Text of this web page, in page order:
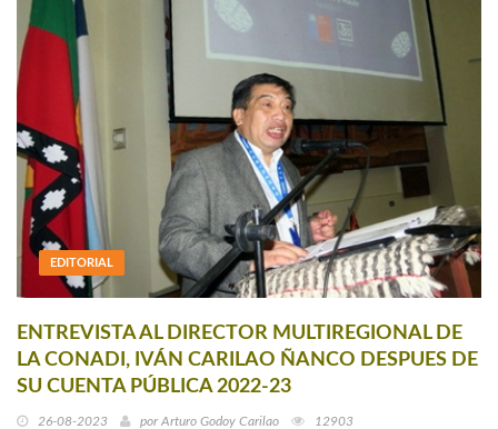
EDITORIAL
ENTREVISTA AL DIRECTOR MULTIREGIONAL DE
LA CONADI, IVÁN CARILAO ÑANCO DESPUES DE
SU CUENTA PÚBLICA 2022-23
26-08-2023 por Arturo Godoy Carilao 12903